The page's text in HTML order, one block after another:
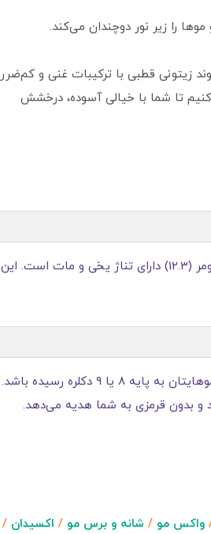
را زیر نور دوچندان می‌کند.
زیتونی قطبی با ترکیبات غنی و کم‌ضرر
تا شما با خیالی آسوده، درخشش
- تفاوت در "شفافیت" و "سردی" رنگ است. زیتونی‌های معمولی ممکن است گاهی کدر به نظر برسند، اما زیتونی قطبی کاترومر (12.3) دارای تناژ یخی و مات است. این
- این محصول از سری هایلایت است. برای اینکه دقیقاً به همان رنگ بلوند زیتونی روشن و یخی کاتالوگ برسید، بهتر است موهایتان به پایه ۸ یا ۹ دکلره رسیده باشد.
و بدون قرمزی به شما هدیه می‌دهد.
واکس مو / شانه و برس مو / اکسیدان /